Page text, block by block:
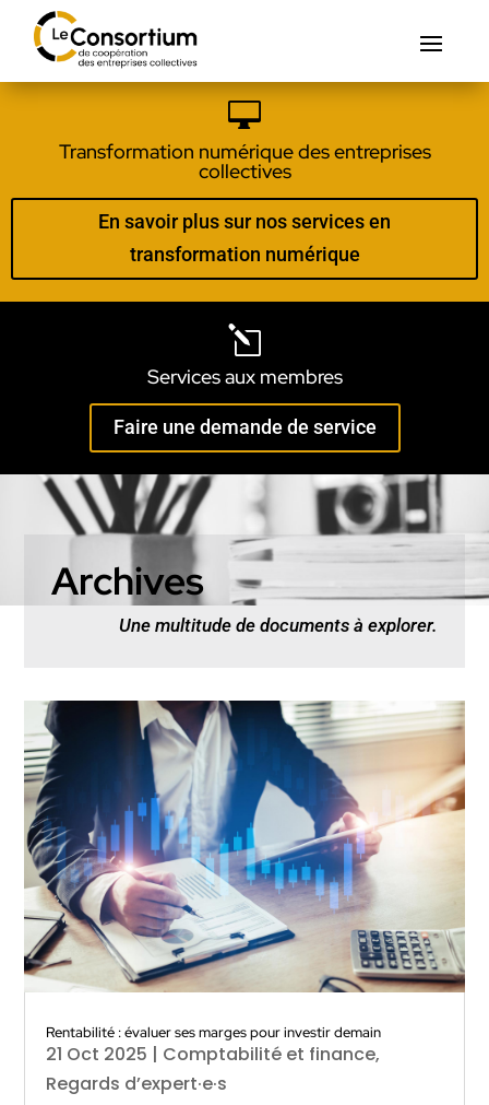

Transformation numérique des entreprises
collectives
En savoir plus sur nos services en
transformation numérique
l
Services aux membres
Faire une demande de service
Archives
Une multitude de documents à explorer.
Rentabilité : évaluer ses marges pour investir demain
21 Oct 2025 | Comptabilité et finance,
Regards d’expert·e·s